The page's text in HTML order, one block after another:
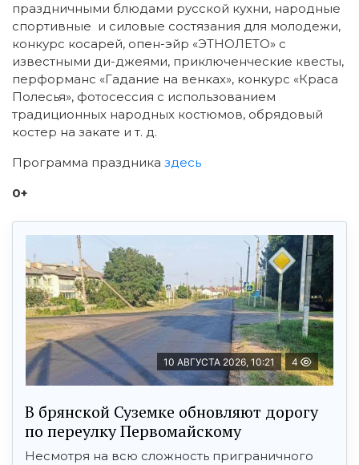
праздничными блюдами русской кухни, народные
спортивные и силовые состязания для молодежи,
конкурс косарей, опен-эйр «ЭТНОЛЕТО» с
известными ди-джеями, приключенческие квесты,
перформанс «Гадание на венках», конкурс «Краса
Полесья», фотосессия с использованием
традиционных народных костюмов, обрядовый
костер на закате и т. д.
Программа праздника здесь
0+
10 АВГУСТА 2026, 10:21 4
В брянской Суземке обновляют дорогу
по переулку Первомайскому
Несмотря на всю сложность приграничного